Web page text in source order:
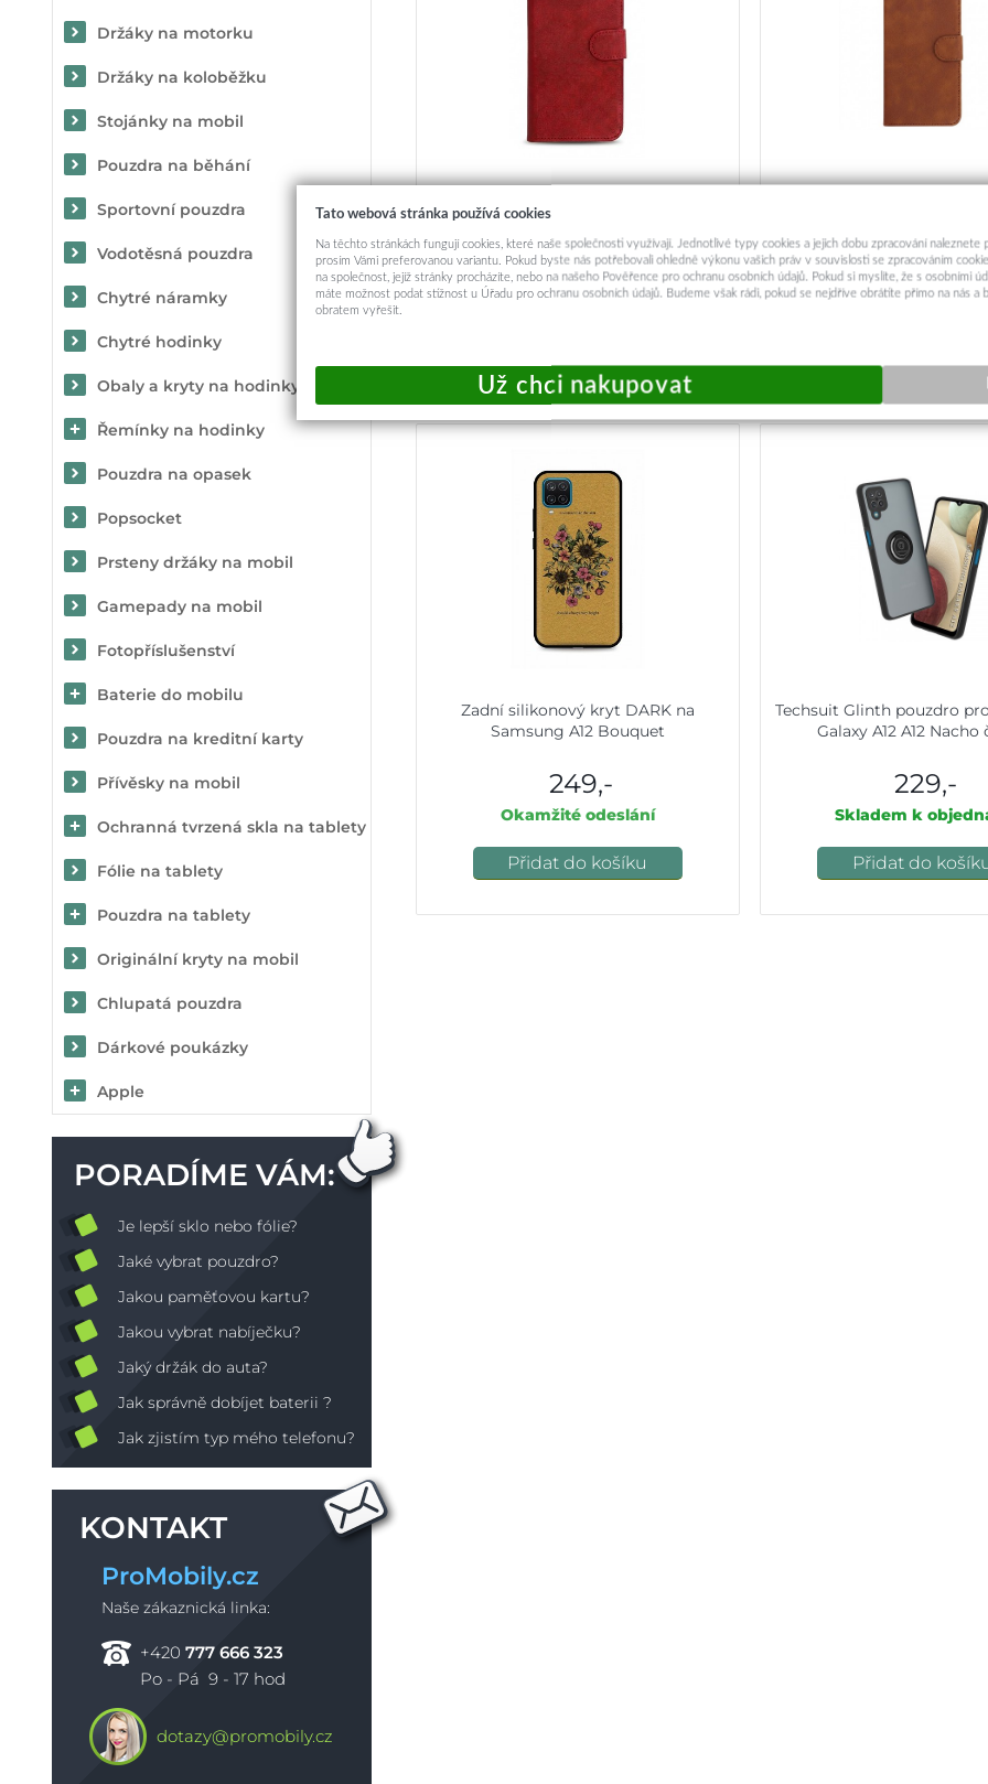
Držáky na motorku
Držáky na koloběžku
Stojánky na mobil
Pouzdra na běhání
Sportovní pouzdra
Vodotěsná pouzdra
Chytré náramky
Chytré hodinky
Obaly a kryty na hodinky
Řemínky na hodinky
Pouzdra na opasek
Popsocket
Prsteny držáky na mobil
Gamepady na mobil
Fotopříslušenství
Baterie do mobilu
Pouzdra na kreditní karty
Přívěsky na mobil
Ochranná tvrzená skla na tablety
Fólie na tablety
Pouzdra na tablety
Originální kryty na mobil
Chlupatá pouzdra
Dárkové poukázky
Apple
PORADÍME VÁM:
Je lepší sklo nebo fólie?
Jaké vybrat pouzdro?
Jakou paměťovou kartu?
Jakou vybrat nabíječku?
Jaký držák do auta?
Jak správně dobíjet baterii ?
Jak zjistím typ mého telefonu?
KONTAKT
ProMobily.cz
Naše zákaznická linka:
+420 777 666 323
Po - Pá 9 - 17 hod
dotazy@promobily.cz
(SIZE XL) pro Samsung A12/A13 4G/A34
5G/A02S/Xiaomi Redmi 12 4G/12C/Note
12 4G/12 Pro 5G/Oppo A53S/A72/A92 red
199,-
Okamžité odeslání
5G/A02S/Xiaomi Redmi 12
12 4G/12 Pro 5G/Oppo
brown
199,-
Skladem u
Zadní silikonový kryt DARK na
Samsung A12 Bouquet
249,-
Okamžité odeslání
Přidat do košíku
Techsuit Glinth pouzdro
Galaxy A12 A12 Nacho
229,-
Skladem k
Přidat do
Tato webová stránka používá cookies
Na těchto stránkách fungují cookies, které naše společnosti využívají. Jednotlivé typy cookies a jejich dobu zpracování naleznete
prosím Vámi preferovanou variantu. Pokud byste nás potřebovali ohledně výkonu vašich práv v souvislosti se zpracováním
na společnost, jejíž stránky procházíte, nebo na našeho Pověřence pro ochranu osobních údajů. Pokud si myslíte, že s osobními
máte možnost podat stížnost u Úřadu pro ochranu osobních údajů. Budeme však rádi, pokud se nejdříve obrátíte přímo na nás a
obratem vyřešit.